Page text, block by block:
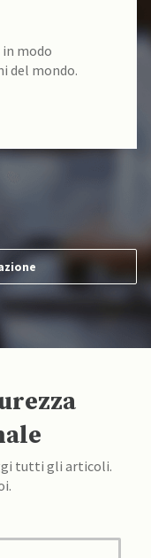
modo
del mondo.
tutti gli articoli.